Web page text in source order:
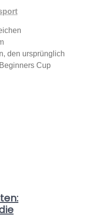
den ursprünglich
Cup